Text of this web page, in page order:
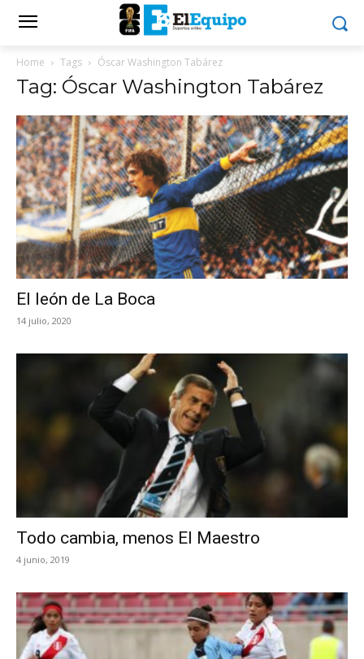
Home Tags Óscar Washington Tabárez
Tag: Óscar Washington Tabárez
El león de La Boca
14 julio, 2020
Todo cambia, menos El Maestro
4 junio, 2019